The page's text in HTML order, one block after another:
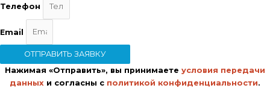
Телефон
Email
ОТПРАВИТЬ ЗАЯВКУ
Нажимая «Отправить», вы принимаете условия передачи
данных и согласны с политикой конфиденциальности.